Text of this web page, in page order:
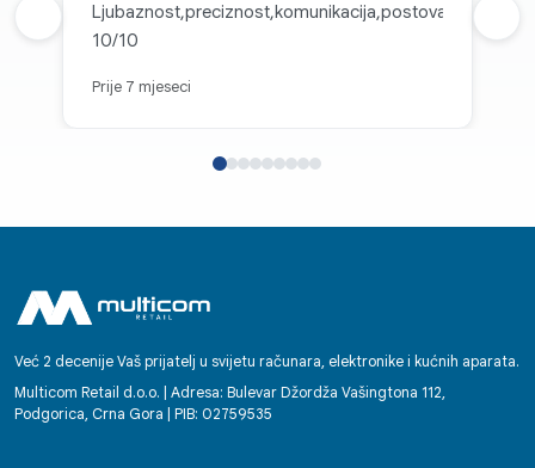
Ljubaznost,preciznost,komunikacija,postovanje
10/10
Prije 7 mjeseci
Prethodna recenzija
Već 2 decenije Vaš prijatelj u svijetu računara, elektronike i kućnih aparata.
Multicom Retail d.o.o. | Adresa: Bulevar Džordža Vašingtona 112,
Podgorica, Crna Gora | PIB: 02759535